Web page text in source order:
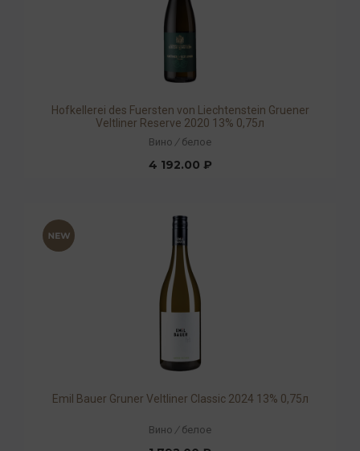
Hofkellerei des Fuersten von Liechtenstein Gruener
Veltliner Reserve 2020 13% 0,75л
Вино / белое
4 192.00 ₽
Emil Bauer Gruner Veltliner Classic 2024 13% 0,75л
Вино / белое